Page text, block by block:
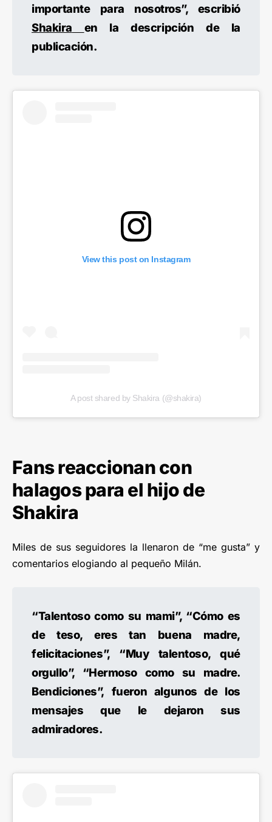
importante para nosotros”, escribió
Shakira
en la descripción de la
publicación.
View this post on Instagram
A post shared by Shakira (@shakira)
Fans reaccionan con
halagos para el hijo de
Shakira
Miles de sus seguidores la llenaron de “me gusta” y
comentarios elogiando al pequeño Milán.
“Talentoso como su mami”, “Cómo es
de teso, eres tan buena madre,
felicitaciones”, “Muy talentoso, qué
orgullo”, “Hermoso como su madre.
Bendiciones”, fueron algunos de los
mensajes que le dejaron sus
admiradores.